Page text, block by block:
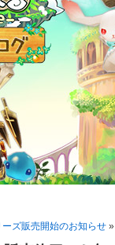
ズ販売開始のお知らせ »